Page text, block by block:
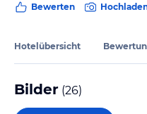
Bewerten
Hotelübersicht
Bilder (26)